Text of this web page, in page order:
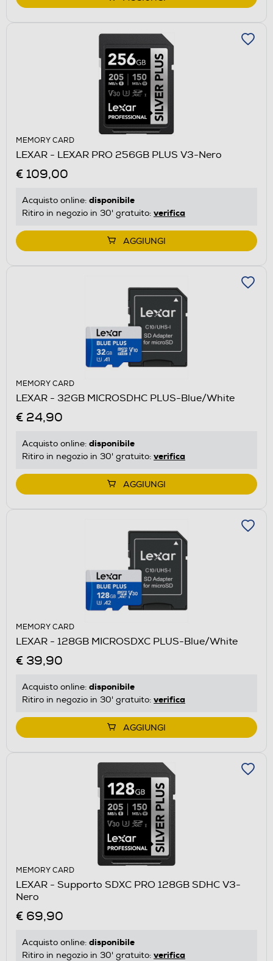
MEMORY CARD
LEXAR - LEXAR PRO 256GB PLUS V3-Nero
€ 109,00
Acquisto online: disponibile
Ritiro in negozio in 30' gratuito: verifica
AGGIUNGI
MEMORY CARD
LEXAR - 32GB MICROSDHC PLUS-Blue/White
€ 24,90
Acquisto online: disponibile
Ritiro in negozio in 30' gratuito: verifica
AGGIUNGI
MEMORY CARD
LEXAR - 128GB MICROSDXC PLUS-Blue/White
€ 39,90
Acquisto online: disponibile
Ritiro in negozio in 30' gratuito: verifica
AGGIUNGI
MEMORY CARD
LEXAR - Supporto SDXC PRO 128GB SDHC V3-
Nero
€ 69,90
Acquisto online: disponibile
Ritiro in negozio in 30' gratuito: verifica